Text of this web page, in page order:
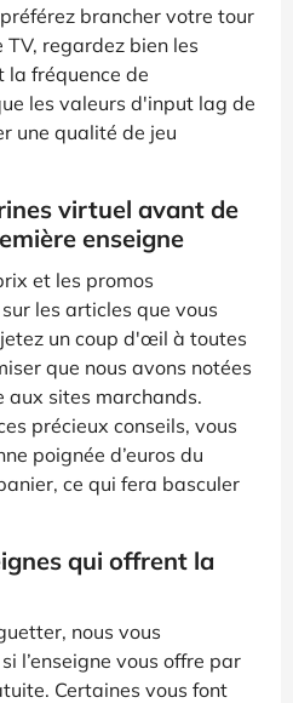
brancher votre tour
TV, regardez bien les
la fréquence de
les valeurs d'input lag de
une qualité de jeu
virtuel avant de
enseigne
et les promos
les articles que vous
un coup d'œil à toutes
que nous avons notées
aux sites marchands.
précieux conseils, vous
poignée d’euros du
ce qui fera basculer
qui offrent la
nous vous
l’enseigne vous offre par
Certaines vous font